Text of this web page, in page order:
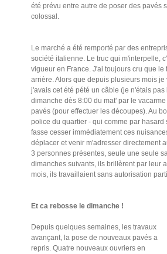
été prévu entre autre de poser des pavés
colossal.
Le marché a été remporté par des
société italienne. Le truc qui m'interpelle,
vigueur en France. J'ai toujours cru que
arrière. Alors que depuis plusieurs mois
j'avais cet été pété un câble (je n'étais
dimanche dès 8:00 du mat' par le
pavés (pour effectuer les découpes). Au
police du quartier - qui comme par
fasse cesser immédiatement ces
déplacer et venir m'adresser directement
3 personnes présentes, seule une seule
dimanches suivants, ils brillèrent par leur
mois, ils travaillaient sans autorisation
Et ca rebosse le dimanche !
Depuis quelques semaines, les travaux
avançant, la pose de nouveaux pavés a
repris. Quatre nouveaux ouvriers en